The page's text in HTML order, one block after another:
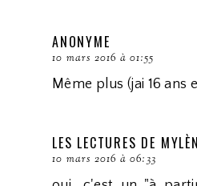
ANONYME
10 mars 2016 à 01:55
Même plus (jai 16 ans
LES LECTURES DE
10 mars 2016 à 06:33